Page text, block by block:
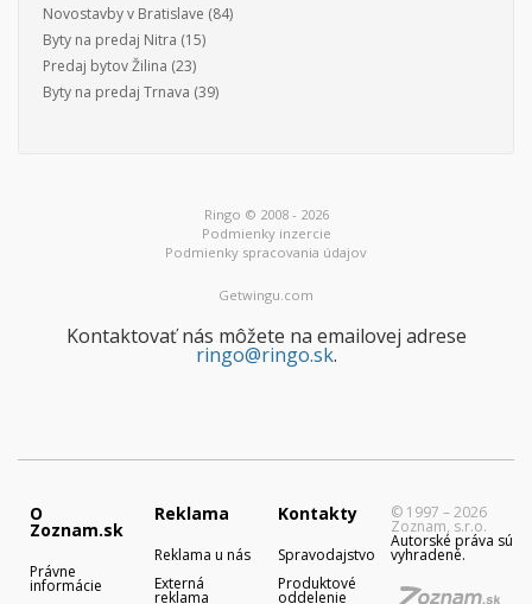
Novostavby v Bratislave (84)
Byty na predaj Nitra (15)
Predaj bytov Žilina (23)
Byty na predaj Trnava (39)
Ringo © 2008 - 2026
Podmienky inzercie
Podmienky spracovania údajov
Getwingu.com
Kontaktovať nás môžete na emailovej adrese
ringo@ringo.sk.
O
Zoznam.sk
Právne
informácie
Reklama
Reklama u nás
Externá
reklama
Kontakty
Spravodajstvo
Produktové
oddelenie
© 1997 – 2026
Zoznam, s.r.o.
Autorské práva sú
vyhradené.